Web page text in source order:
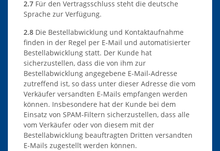
2.7 Für den Vertragsschluss steht die deutsche
Sprache zur Verfügung.
2.8 Die Bestellabwicklung und Kontaktaufnahme
finden in der Regel per E-Mail und automatisierter
Bestellabwicklung statt. Der Kunde hat
sicherzustellen, dass die von ihm zur
Bestellabwicklung angegebene E-Mail-Adresse
zutreffend ist, so dass unter dieser Adresse die vom
Verkäufer versandten E-Mails empfangen werden
können. Insbesondere hat der Kunde bei dem
Einsatz von SPAM-Filtern sicherzustellen, dass alle
vom Verkäufer oder von diesem mit der
Bestellabwicklung beauftragten Dritten versandten
E-Mails zugestellt werden können.